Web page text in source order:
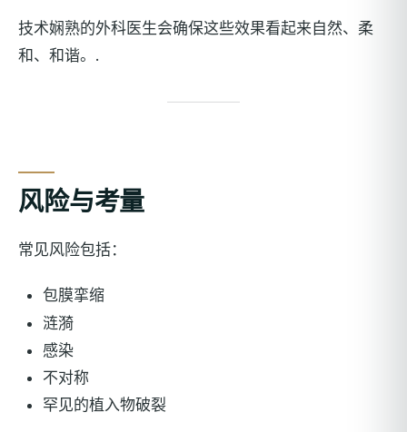
技术娴熟的外科医生会确保这些效果看起来自然、柔
和、和谐。.
风险与考量
常见风险包括：
包膜挛缩
涟漪
感染
不对称
罕见的植入物破裂